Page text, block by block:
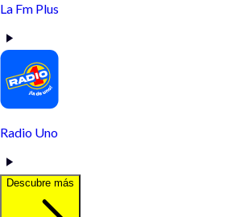
La Fm Plus
Radio Uno
Descubre más